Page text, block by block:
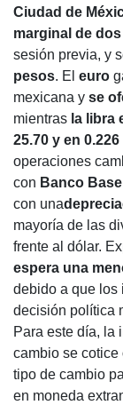
Ciudad de
marginal de
sesión previa, y
pesos. El euro
mexicana y se
mientras la libra
25.70 y en
operaciones
con Banco Base
con una
mayoría de las
frente al dólar.
espera una
debido a que los
decisión política
Para este día, la
cambio se cotice
tipo de cambio
en moneda